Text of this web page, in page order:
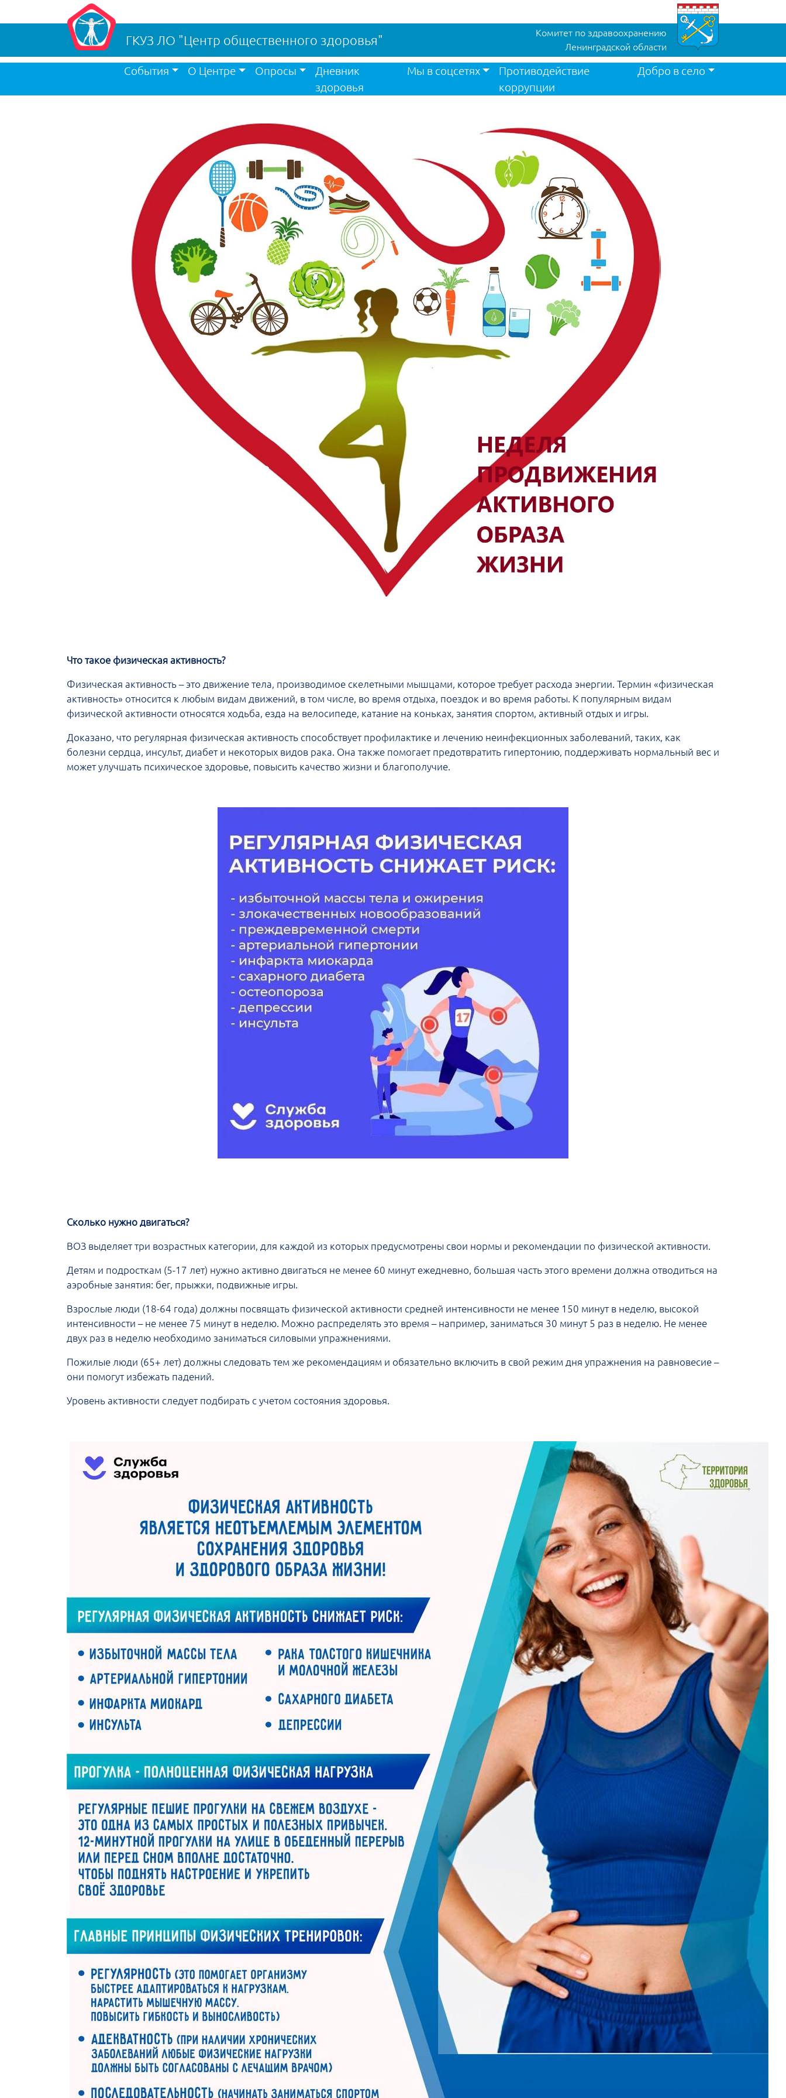
ГКУЗ ЛО "Центр общественного здоровья"
Комитет по здравоохранению
Ленинградской области
События О Центре Опросы
Дневник
здоровья
Мы в соцсетях
Противодействие
коррупции
Добро в село
Что такое физическая активность?
Физическая активность – это движение тела, производимое скелетными мышцами, которое требует расхода энергии. Термин «физическая
активность» относится к любым видам движений, в том числе, во время отдыха, поездок и во время работы. К популярным видам
физической активности относятся ходьба, езда на велосипеде, катание на коньках, занятия спортом, активный отдых и игры.
Доказано, что регулярная физическая активность способствует профилактике и лечению неинфекционных заболеваний, таких, как
болезни сердца, инсульт, диабет и некоторых видов рака. Она также помогает предотвратить гипертонию, поддерживать нормальный вес и
может улучшать психическое здоровье, повысить качество жизни и благополучие.
Сколько нужно двигаться?
ВОЗ выделяет три возрастных категории, для каждой из которых предусмотрены свои нормы и рекомендации по физической активности.
Детям и подросткам (5-17 лет) нужно активно двигаться не менее 60 минут ежедневно, большая часть этого времени должна отводиться на
аэробные занятия: бег, прыжки, подвижные игры.
Взрослые люди (18-64 года) должны посвящать физической активности средней интенсивности не менее 150 минут в неделю, высокой
интенсивности – не менее 75 минут в неделю. Можно распределять это время – например, заниматься 30 минут 5 раз в неделю. Не менее
двух раз в неделю необходимо заниматься силовыми упражнениями.
Пожилые люди (65+ лет) должны следовать тем же рекомендациям и обязательно включить в свой режим дня упражнения на равновесие –
они помогут избежать падений.
Уровень активности следует подбирать с учетом состояния здоровья.